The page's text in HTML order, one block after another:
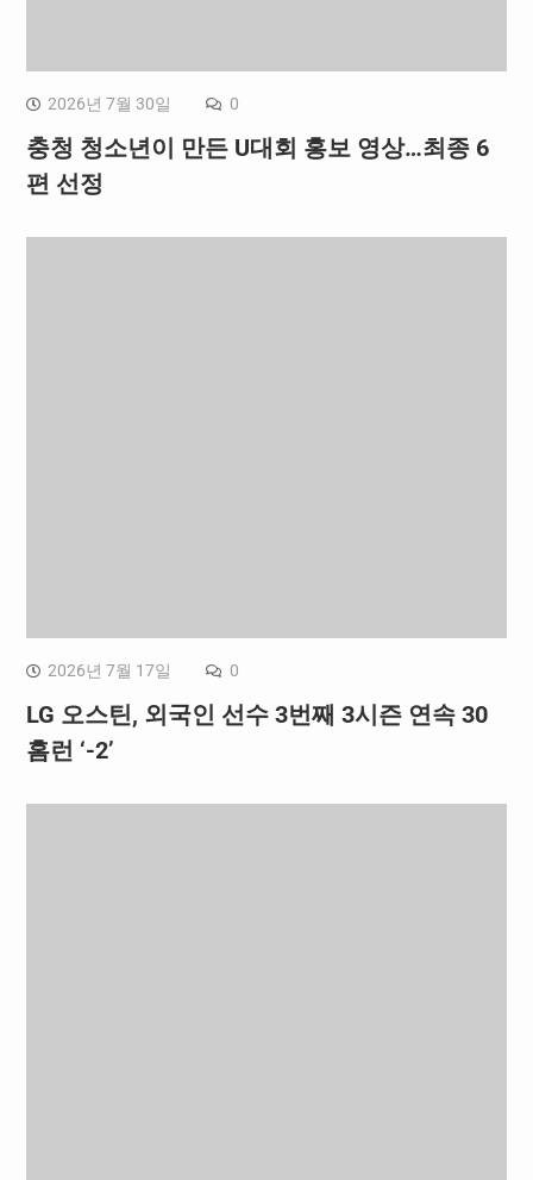
2026년 7월 30일 0
충청 청소년이 만든 U대회 홍보 영상…최종 6
편 선정
2026년 7월 17일 0
LG 오스틴, 외국인 선수 3번째 3시즌 연속 30
홈런 ‘-2’